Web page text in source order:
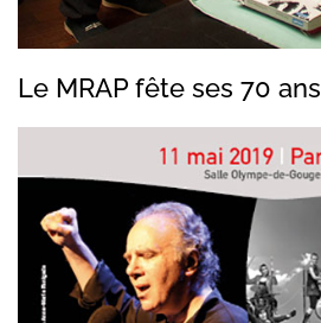
Le MRAP fête ses 70 ans